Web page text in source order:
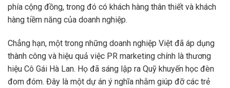
phía cộng đồng, trong đó có khách hàng thân thiết và khách
hàng tiềm năng của doanh nghiệp.
Chẳng hạn, một trong những doanh nghiệp Việt đã áp dụng
thành công và hiệu quả việc PR marketing chính là thương
hiệu Cô Gái Hà Lan. Họ đã sáng lập ra Quỹ khuyến học đèn
đom đóm. Đây là một dự án ý nghĩa nhằm giúp đỡ các trẻ